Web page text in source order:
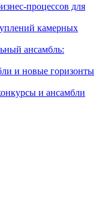
процессов для
камерных
ансамбль:
и новые горизонты
и ансамбли